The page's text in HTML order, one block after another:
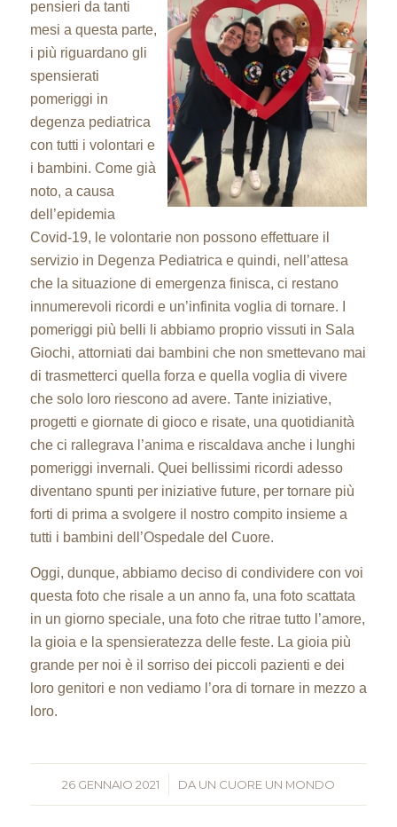
pensieri da tanti
mesi a questa parte,
i più riguardano gli
spensierati
pomeriggi in
degenza pediatrica
con tutti i volontari e
i bambini. Come già
noto, a causa
dell’epidemia
Covid-19, le volontarie non possono effettuare il
servizio in Degenza Pediatrica e quindi, nell’attesa
che la situazione di emergenza finisca, ci restano
innumerevoli ricordi e un’infinita voglia di tornare. I
pomeriggi più belli li abbiamo proprio vissuti in Sala
Giochi, attorniati dai bambini che non smettevano mai
di trasmetterci quella forza e quella voglia di vivere
che solo loro riescono ad avere. Tante iniziative,
progetti e giornate di gioco e risate, una quotidianità
che ci rallegrava l’anima e riscaldava anche i lunghi
pomeriggi invernali. Quei bellissimi ricordi adesso
diventano spunti per iniziative future, per tornare più
forti di prima a svolgere il nostro compito insieme a
tutti i bambini dell’Ospedale del Cuore.
Oggi, dunque, abbiamo deciso di condividere con voi
questa foto che risale a un anno fa, una foto scattata
in un giorno speciale, una foto che ritrae tutto l’amore,
la gioia e la spensieratezza delle feste. La gioia più
grande per noi è il sorriso dei piccoli pazienti e dei
loro genitori e non vediamo l’ora di tornare in mezzo a
loro.
26 GENNAIO 2021
/ DA UN CUORE UN MONDO